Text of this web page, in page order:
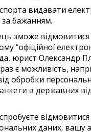
видавати
бажанням.
зможе відмовитися
“офіційної
юрист Олександр
є можливість,
обробки
в державних
відмовитися
даних, вашу